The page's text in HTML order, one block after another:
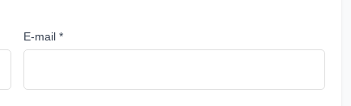
E-mail *